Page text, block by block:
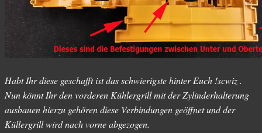
Habt Ihr diese geschafft ist das schwierigste hinter Euch !scwiz .
Nun könnt Ihr den vorderen Kühlergrill mit der Zylinderhalterung
ausbauen hierzu gehören diese Verbindungen geöffnet und der
Küllergrill wird nach vorne abgezogen.